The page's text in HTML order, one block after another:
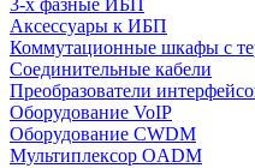
3-х фазные ИБП
Аксессуары к ИБП
Коммутационные шкафы с
Соединительные кабели
Преобразователи
Оборудование VoIP
Оборудование CWDM
Мультиплекcор OADM